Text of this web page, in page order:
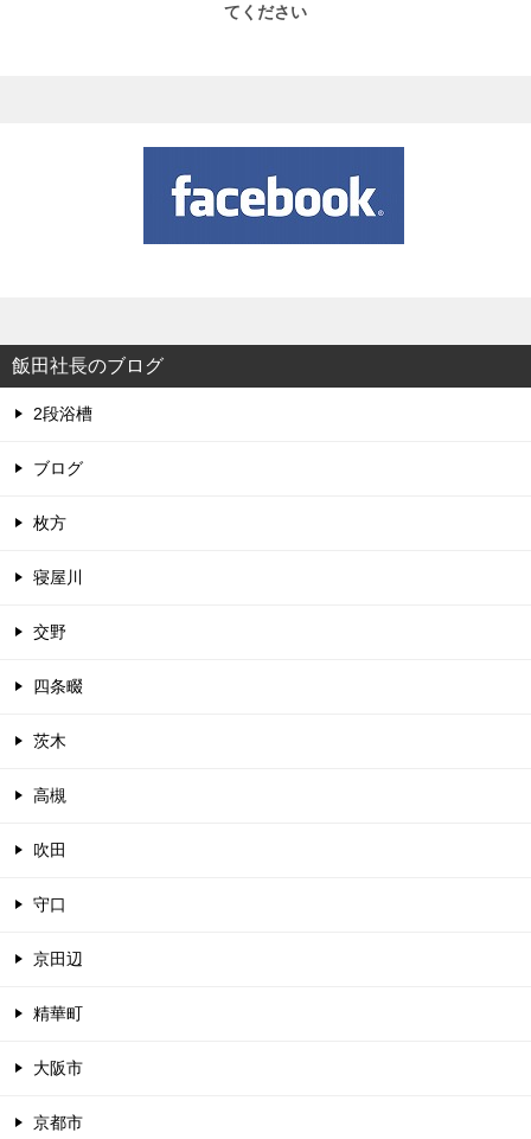
てください
飯田社長のブログ
2段浴槽
ブログ
枚方
寝屋川
交野
四条畷
茨木
高槻
吹田
守口
京田辺
精華町
大阪市
京都市